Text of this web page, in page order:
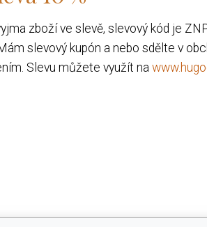
zboží ve slevě, slevový kód je
slevový kupón a nebo sdělte v
Slevu můžete využít na